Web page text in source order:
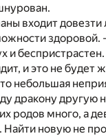
входит довезти
здоровой.
и
и это не будет
небольшая
дракону другую
родов много, а
новую не